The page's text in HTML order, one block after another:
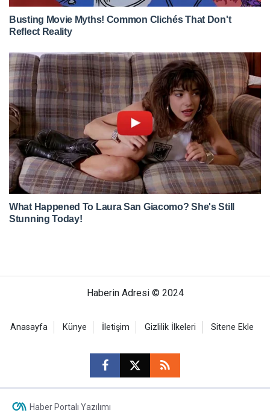
Haberin Adresi © 2024
Anasayfa Künye İletişim Gizlilik İlkeleri Sitene Ekle
Haber Portalı Yazılımı